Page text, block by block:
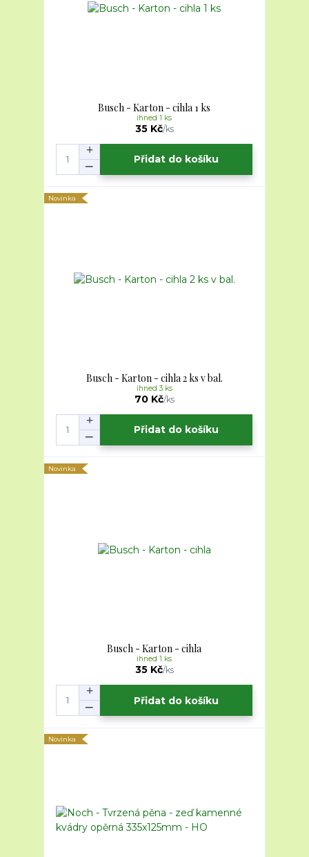
Busch - Karton - cihla 1 ks
35 Kč/ks
ihned 1 ks
Přidat do košíku
Novinka
Busch - Karton - cihla 2 ks v bal.
70 Kč/ks
ihned 3 ks
Přidat do košíku
Novinka
Busch - Karton - cihla
35 Kč/ks
ihned 1 ks
Přidat do košíku
Novinka